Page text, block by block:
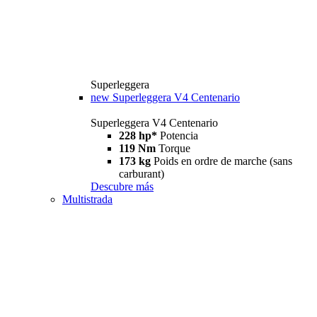
Superleggera
new Superleggera V4 Centenario
Superleggera V4 Centenario
228 hp* Potencia
119 Nm Torque
173 kg Poids en ordre de marche (sans
carburant)
Descubre más
Multistrada